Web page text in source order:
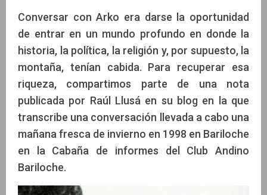
Raúl Llusá
Conversar con Arko era darse la oportunidad
de entrar en un mundo profundo en donde la
historia, la política, la religión y, por supuesto, la
montaña, tenían cabida. Para recuperar esa
riqueza, compartimos parte de una nota
publicada por Raúl Llusá en su blog en la que
transcribe una conversación llevada a cabo una
mañana fresca de invierno en 1998 en Bariloche
en la Cabaña de informes del Club Andino
Bariloche.